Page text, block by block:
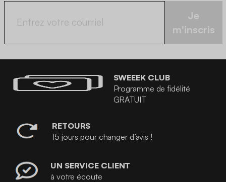
Je
m'inscris
SWEEEK CLUB
Programme de fidélité
GRATUIT
RETOURS
15 jours pour changer d’avis !
UN SERVICE CLIENT
à votre écoute